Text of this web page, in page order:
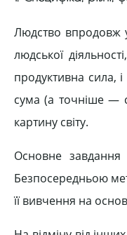
Людство впродовж
людської
продуктивна сила,
сума (а точніше —
картину світу.
Основне завдання
Безпосередньою
її вивчення на